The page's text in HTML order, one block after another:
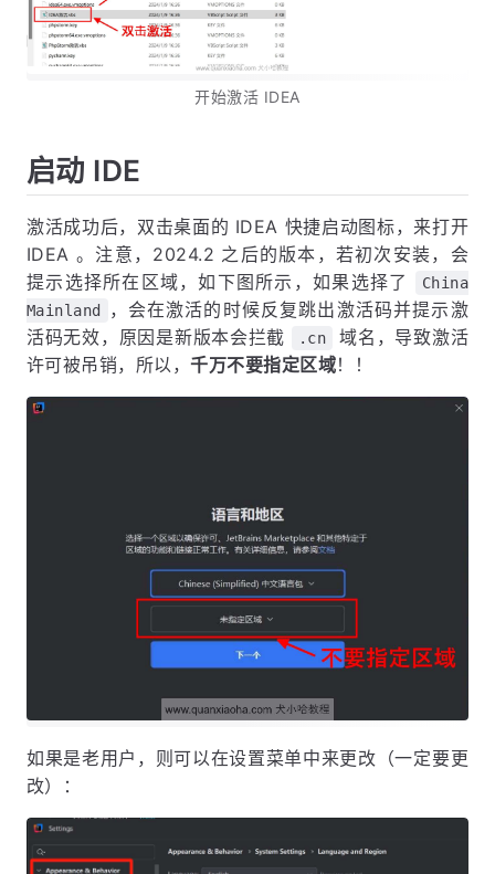
开始激活 IDEA
启动 IDE
激活成功后，双击桌面的 IDEA 快捷启动图标，来打开
IDEA 。注意，2024.2 之后的版本，若初次安装，会
提示选择所在区域，如下图所示，如果选择了
China
Mainland
，会在激活的时候反复跳出激活码并提示激
活码无效，原因是新版本会拦截
.cn
域名，导致激活
许可被吊销，所以，千万不要指定区域！！
如果是老用户，则可以在设置菜单中来更改（一定要更
改）：